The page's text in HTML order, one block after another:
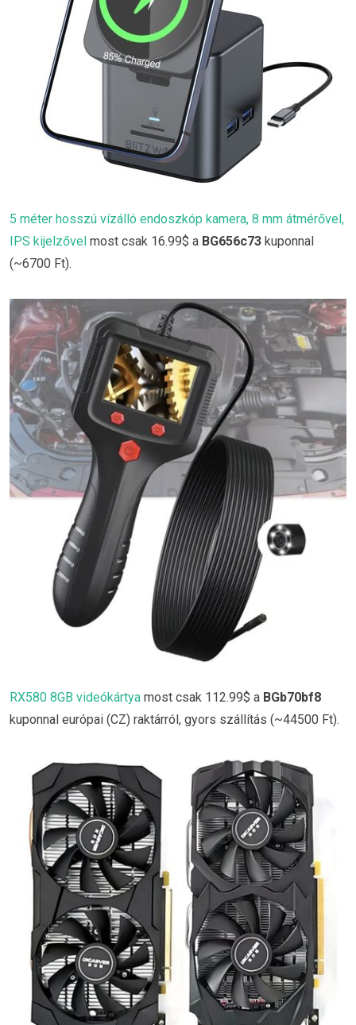
5 méter hosszú vízálló endoszkóp kamera, 8 mm átmérővel,
IPS kijelzővel most csak 16.99$ a BG656c73 kuponnal
(~6700 Ft).
RX580 8GB videókártya most csak 112.99$ a BGb70bf8
kuponnal európai (CZ) raktárról, gyors szállítás (~44500 Ft).